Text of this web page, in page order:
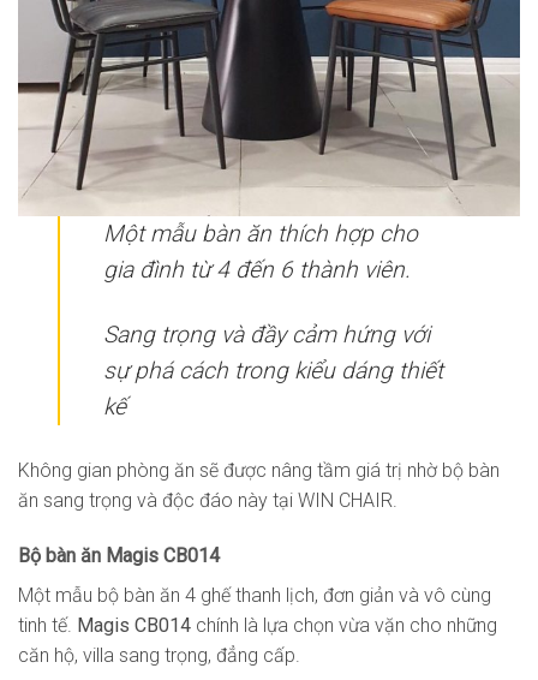
Một mẫu bàn ăn thích hợp cho
gia đình từ 4 đến 6 thành viên.
Sang trọng và đầy cảm hứng với
sự phá cách trong kiểu dáng thiết
kế
Không gian phòng ăn sẽ được nâng tầm giá trị nhờ bộ bàn
ăn sang trọng và độc đáo này tại WIN CHAIR.
Bộ bàn ăn Magis CB014
Một mẫu bộ bàn ăn 4 ghế thanh lịch, đơn giản và vô cùng
tinh tế. Magis CB014 chính là lựa chọn vừa vặn cho những
căn hộ, villa sang trọng, đẳng cấp.